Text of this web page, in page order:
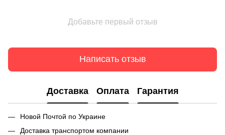
Добавьте первый отзыв
Написать отзыв
Доставка Оплата Гарантия
Новой Почтой по Украине
Доставка транспортом компании